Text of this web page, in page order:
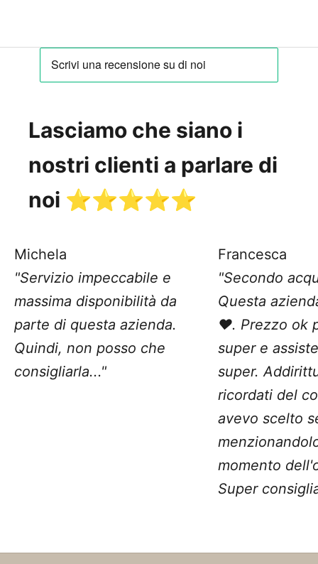
Lasciamo che siano i
nostri clienti a parlare di
noi ⭐️⭐️⭐️⭐️⭐️
Michela
"Servizio impeccabile e
massima disponibilità da
parte di questa azienda.
Quindi, non posso che
consigliarla..."
Francesca
"Secondo
Questa
❤️. Prezzo ok
super e
super.
ricordati del
avevo scelto
momento
Super